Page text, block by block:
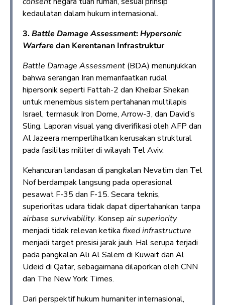
kedaulatan dalam hukum internasional.
3.Battle Damage Assessment:Hypersonic
Warfaredan Kerentanan Infrastruktur
Battle Damage Assessment (BDA) menunjukkan
bahwa serangan Iran memanfaatkan rudal
hipersonik seperti Fattah-2 dan Kheibar Shekan
untuk menembus sistem pertahanan multilapis
Israel, termasuk Iron Dome, Arrow-3, dan David’s
Sling. Laporan visual yang diverifikasi oleh AFP dan
Al Jazeera memperlihatkan kerusakan struktural
pada fasilitas militer di wilayah Tel Aviv.
Kehancuran landasan di pangkalan Nevatim dan Tel
Nof berdampak langsung pada operasional
pesawat F-35 dan F-15. Secara teknis,
superioritas udara tidak dapat dipertahankan tanpa
airbase survivability. Konsep air superiority
menjadi tidak relevan ketika fixed infrastructure
menjadi target presisi jarak jauh. Hal serupa terjadi
pada pangkalan Ali Al Salem di Kuwait dan Al
Udeid di Qatar, sebagaimana dilaporkan oleh CNN
dan The New York Times.
Dari perspektif hukum humaniter internasional,